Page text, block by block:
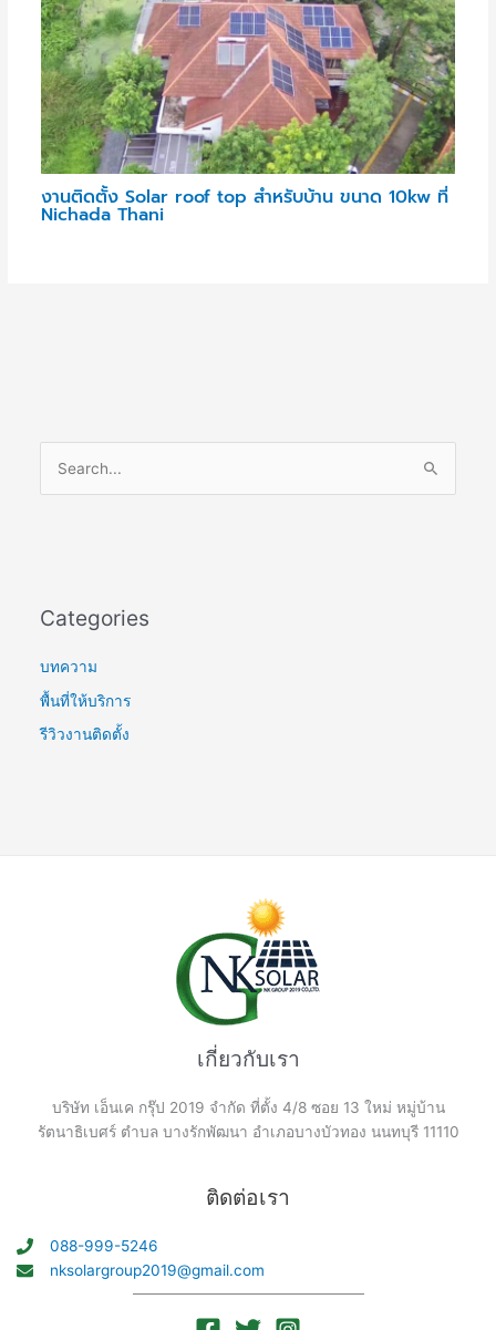
งานติดตั้ง Solar roof top สำหรับบ้าน ขนาด 10kw ที่
Nichada Thani
h
r
:
Categories
บทความ
พื้นที่ให้บริการ
รีวิวงานติดตั้ง
เกี่ยวกับเรา
บริษัท เอ็นเค กรุ๊ป 2019 จำกัด ที่ตั้ง 4/8 ซอย 13 ใหม่ หมู่บ้าน
รัตนาธิเบศร์ ตำบล บางรักพัฒนา อำเภอบางบัวทอง นนทบุรี 11110
ติดต่อเรา
088-999-5246
nksolargroup2019@gmail.com